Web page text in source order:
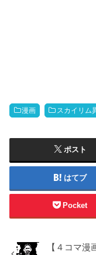
漫画 スカイリム
ポスト
はてブ
Pocket
【４コマ